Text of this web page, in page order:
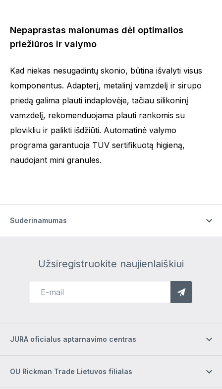
Nepaprastas malonumas dėl optimalios
priežiūros ir valymo
Kad niekas nesugadintų skonio, būtina išvalyti visus
komponentus. Adapterį, metalinį vamzdelį ir sirupo
priedą galima plauti indaplovėje, tačiau silikoninį
vamzdelį, rekomenduojama plauti rankomis su
plovikliu ir palikti išdžiūti. Automatinė valymo
programa garantuoja TÜV sertifikuotą higieną,
naudojant mini granules.
Suderinamumas
Užsiregistruokite naujienlaiškiui
JURA oficialus aptarnavimo centras
OU Rickman Trade Lietuvos filialas